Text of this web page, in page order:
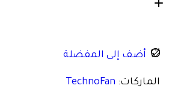
أضف إلى المفضلة
الماركات: TechnoFan